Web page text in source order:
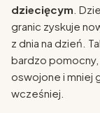
dziecięcym .
granic zyskuje
z dnia na dzień.
bardzo
oswojone i mniej
wcześniej.